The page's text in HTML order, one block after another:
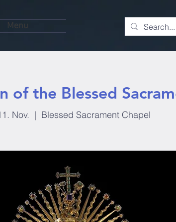
Menu
of the Blessed
Nov.
  |
Blessed Sacrament Chapel